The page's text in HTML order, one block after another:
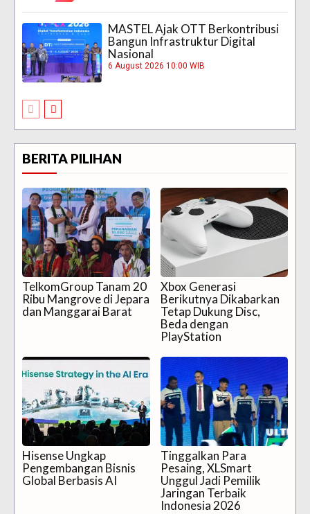
MASTEL Ajak OTT Berkontribusi
Bangun Infrastruktur Digital
Nasional
6 August 2026 10:00 WIB
BERITA PILIHAN
TelkomGroup Tanam 20
Ribu Mangrove di Jepara
dan Manggarai Barat
Xbox Generasi
Berikutnya Dikabarkan
Tetap Dukung Disc,
Beda dengan
PlayStation
Hisense Ungkap
Pengembangan Bisnis
Global Berbasis AI
Tinggalkan Para
Pesaing, XLSmart
Unggul Jadi Pemilik
Jaringan Terbaik
Indonesia 2026